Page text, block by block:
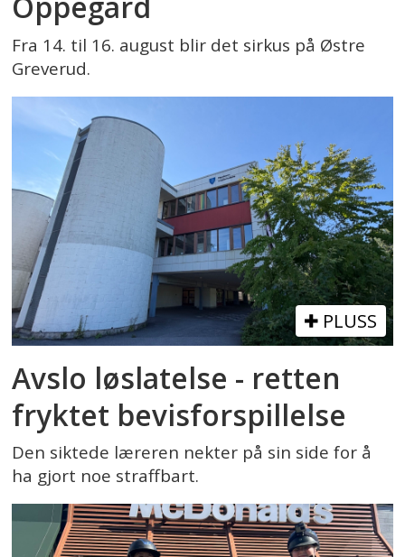
Fra 14. til 16. august blir det sirkus på Østre
Greverud.
PLUSS
Avslo løslatelse - retten
fryktet bevisforspillelse
Den siktede læreren nekter på sin side for å
ha gjort noe straffbart.